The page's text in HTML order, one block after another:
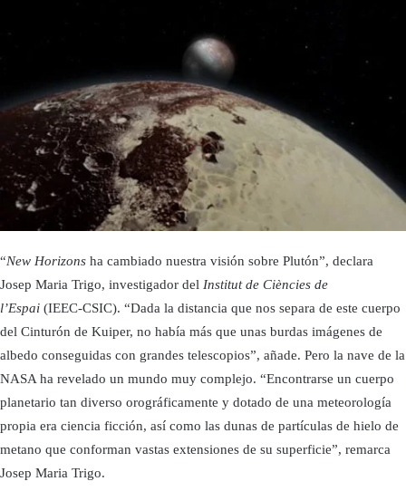
“New Horizons ha cambiado nuestra visión sobre Plutón”, declara
Josep Maria Trigo, investigador del Institut de Ciències de
l’Espai (IEEC-CSIC). “Dada la distancia que nos separa de este cuerpo
del Cinturón de Kuiper, no había más que unas burdas imágenes de
albedo conseguidas con grandes telescopios”, añade. Pero la nave de la
NASA ha revelado un mundo muy complejo. “Encontrarse un cuerpo
planetario tan diverso orográficamente y dotado de una meteorología
propia era ciencia ficción, así como las dunas de partículas de hielo de
metano que conforman vastas extensiones de su superficie”, remarca
Josep Maria Trigo.